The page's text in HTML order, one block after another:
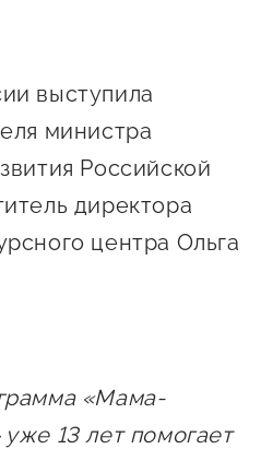
выступила
министра
Российской
директора
центра Ольга
«Мама-
13 лет помогает